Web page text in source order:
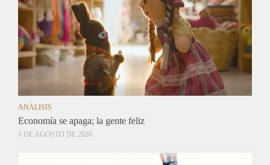
ANÁLISIS
Economía se apaga; la gente feliz
1 DE AGOSTO DE 2026